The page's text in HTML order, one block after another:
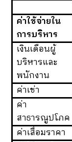
ค่าใช้จ่ายใน
การบริหาร
เงินเดือนผู้
บริหารและ
พนักงาน
ค่าเช่า
ค่า
สาธารณูปโภค
ค่าเสื่อมราคา